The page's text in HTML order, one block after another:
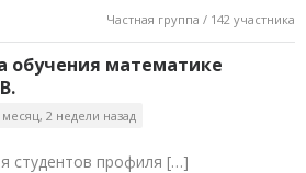
Частная группа / 142 участника
обучения математике
2 недели назад
студентов профиля […]